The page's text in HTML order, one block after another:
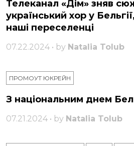
Телеканал «Дім» зняв
український хор у
наші переселенці
07.22.2024 • by Natalia Tolub
ПРОМОУТ ЮКРЕЙН
З національним днем
07.21.2024 • by Natalia Tolub